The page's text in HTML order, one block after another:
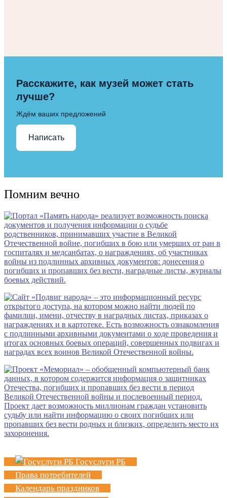
Расскажите, как музей может стать
лучше?
Ждём ваших предложений
Написать
Помним вечно
Госуслуги РБ
Права потребителей
Календарь праздников